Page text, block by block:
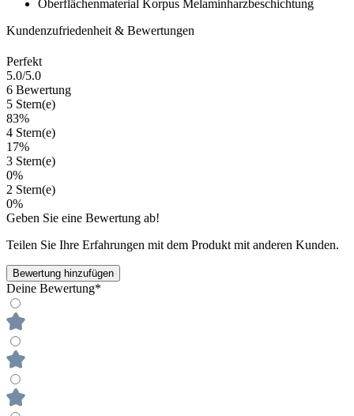
Oberflächenmaterial Korpus Melaminharzbeschichtung
Kundenzufriedenheit & Bewertungen
Perfekt
5.0/5.0
6 Bewertung
5 Stern(e)
83%
4 Stern(e)
17%
3 Stern(e)
0%
2 Stern(e)
0%
Geben Sie eine Bewertung ab!
Teilen Sie Ihre Erfahrungen mit dem Produkt mit anderen Kunden.
Bewertung hinzufügen
Deine Bewertung*